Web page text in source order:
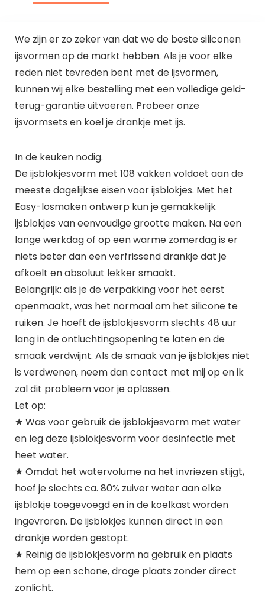
We zijn er zo zeker van dat we de beste siliconen
ijsvormen op de markt hebben. Als je voor elke
reden niet tevreden bent met de ijsvormen,
kunnen wij elke bestelling met een volledige geld-
terug-garantie uitvoeren. Probeer onze
ijsvormsets en koel je drankje met ijs.
In de keuken nodig.
De ijsblokjesvorm met 108 vakken voldoet aan de
meeste dagelijkse eisen voor ijsblokjes. Met het
Easy-losmaken ontwerp kun je gemakkelijk
ijsblokjes van eenvoudige grootte maken. Na een
lange werkdag of op een warme zomerdag is er
niets beter dan een verfrissend drankje dat je
afkoelt en absoluut lekker smaakt.
Belangrijk: als je de verpakking voor het eerst
openmaakt, was het normaal om het silicone te
ruiken. Je hoeft de ijsblokjesvorm slechts 48 uur
lang in de ontluchtingsopening te laten en de
smaak verdwijnt. Als de smaak van je ijsblokjes niet
is verdwenen, neem dan contact met mij op en ik
zal dit probleem voor je oplossen.
Let op:
★ Was voor gebruik de ijsblokjesvorm met water
en leg deze ijsblokjesvorm voor desinfectie met
heet water.
★ Omdat het watervolume na het invriezen stijgt,
hoef je slechts ca. 80% zuiver water aan elke
ijsblokje toegevoegd en in de koelkast worden
ingevroren. De ijsblokjes kunnen direct in een
drankje worden gestopt.
★ Reinig de ijsblokjesvorm na gebruik en plaats
hem op een schone, droge plaats zonder direct
zonlicht.